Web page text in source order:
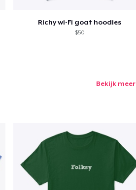
Richy wi-Fi goat hoodies
$50
Bekijk meer